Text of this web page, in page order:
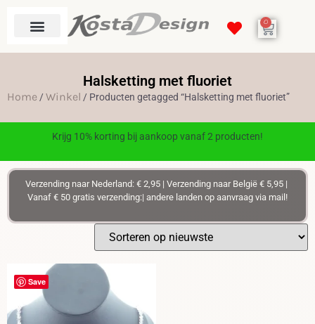
0
Halsketting met fluoriet
Home /Winkel / Producten getagged “Halsketting met fluoriet”
Krijg 10% korting bij aankoop vanaf 2 producten!
Verzending naar Nederland: € 2,95 | Verzending naar België € 5,95 |
Vanaf € 50 gratis verzending:| andere landen op aanvraag via mail!
Save